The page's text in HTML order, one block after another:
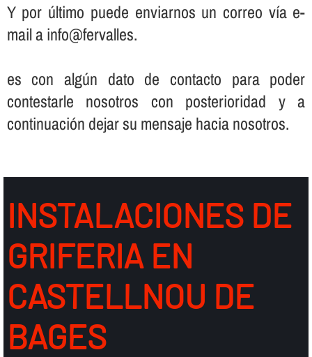
Y por último puede enviarnos un correo ví­a e-
mail a info@fervalles.
es con algún dato de contacto para poder
contestarle nosotros con posterioridad y a
continuación dejar su mensaje hacia nosotros.
INSTALACIONES DE
GRIFERIA EN
CASTELLNOU DE
BAGES